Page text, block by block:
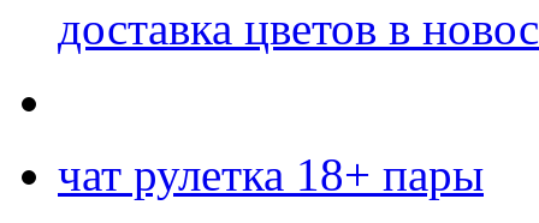
доставка цветов в
чат рулетка 18+ пары